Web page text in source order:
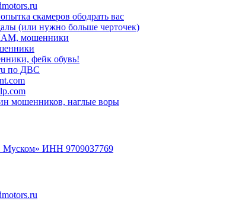
скамеров ободрать вас
(или нужно больше черточек)
мошенники
фейк обувь!
по ДВС
мошенников, наглые воры
ИНН 9709037769